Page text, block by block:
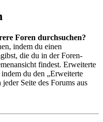
Foren durchsuchen?
indem du einen
die du in der Foren-
findest. Erweiterte
du den „Erweiterte
Seite des Forums aus